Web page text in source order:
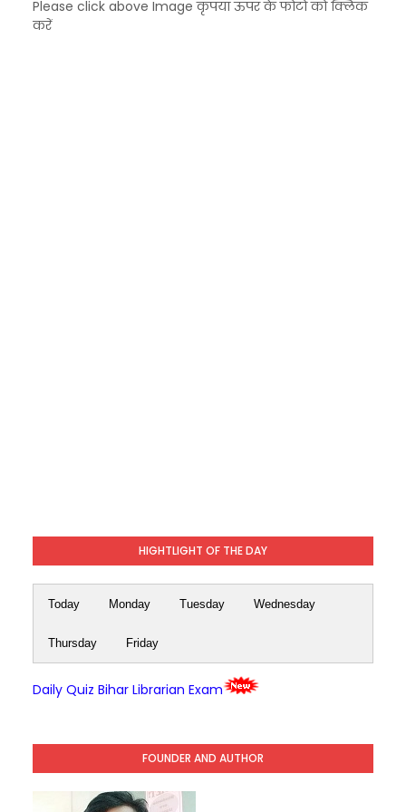
Please click above Image कृपया ऊपर के फोटो को क्लिक
करें
HIGHTLIGHT OF THE DAY
Today Monday Tuesday Wednesday
Thursday Friday
Daily Quiz Bihar Librarian Exam
FOUNDER AND AUTHOR